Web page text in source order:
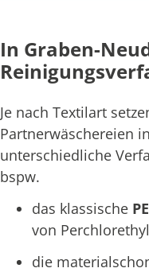
In Graben-
Je nach Textilart
Partnerwäschereien
unterschiedliche
bspw.
das klassische
von
die